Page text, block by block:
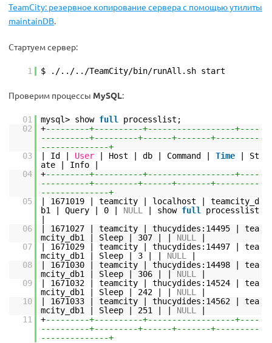
TeamCity: резервное копирование сервера с помощью утилиты
maintainDB.
Стартуем сервер:
1 $ ./../.. /TeamCity/bin/runAll .sh start
Проверим процессы MySQL:
01 mysql> show full
processlist;
02
+---------+----------+------------------+----
----------+---------+------+-------+---------
--------------+
03
| Id | User | Host | db | Command | Time
| St
ate | Info |
04
+---------+----------+------------------+----
----------+---------+------+-------+---------
--------------+
05
| 1671019 | teamcity | localhost | teamcity_d
b1 | Query | 0 | NULL | show full
processlist
06
| 1671027 | teamcity | thucydides:14495 | tea
mcity_db1 | Sleep | 307 | | NULL
07
| 1671029 | teamcity | thucydides:14497 | tea
mcity_db1 | Sleep | 3 | | NULL
08
| 1671030 | teamcity | thucydides:14498 | tea
mcity_db1 | Sleep | 306 | | NULL
09
| 1671032 | teamcity | thucydides:14524 | tea
mcity_db1 | Sleep | 242 | | NULL
10
| 1671033 | teamcity | thucydides:14562 | tea
mcity_db1 | Sleep | 251 | | NULL
11
+---------+----------+------------------+----
----------+---------+------+-------+---------
--------------+